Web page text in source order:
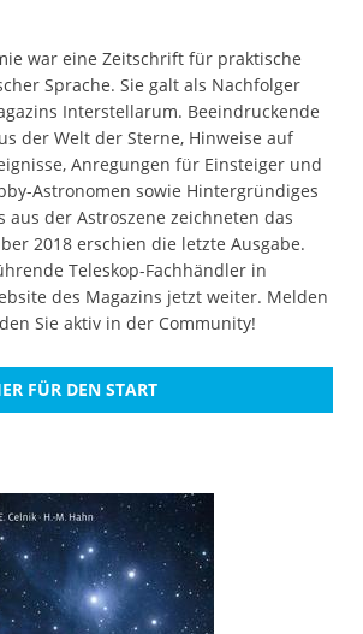
war eine Zeitschrift für praktische
Sprache. Sie galt als Nachfolger
Interstellarum. Beeindruckende
der Welt der Sterne, Hinweise auf
Anregungen für Einsteiger und
Astronomen sowie Hintergründiges
aus der Astroszene zeichneten das
2018 erschien die letzte Ausgabe.
Teleskop-Fachhändler in
des Magazins jetzt weiter. Melden
Sie aktiv in der Community!
FÜR DEN START